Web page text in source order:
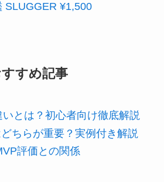
SLUGGER ¥1,500
すめ記事
とは？初心者向け徹底解説
ちらが重要？実例付き解説
評価との関係